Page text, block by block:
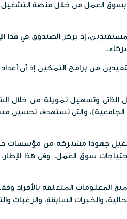
مظلة الانتفاع نتيجة التحاق أفرادها بسوق العمل من
إذ يركز الصندوق في هذا
وتسهيل تمويلة من خلال
الجامعية)، والتي تستهدف تحسين
جهودا مشتركة من مؤسسات
سوق العمل. وفي هذا الإطار،
والخبرات السابقة، والرغبات